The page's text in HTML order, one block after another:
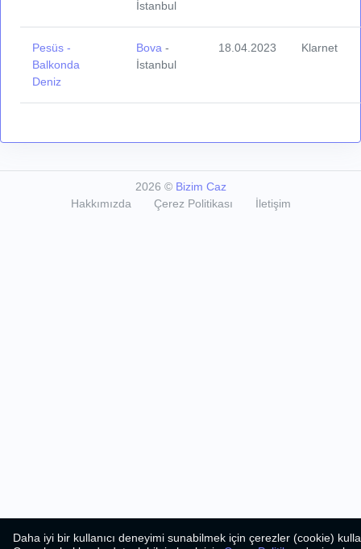
İstanbul
Pesüs -
Balkonda
Deniz
Bova -
İstanbul
18.04.2023 Klarnet
2026 © Bizim Caz
Hakkımızda
Çerez Politikası İletişim
Daha iyi bir kullanıcı deneyimi sunabilmek için çerezler (cookie)